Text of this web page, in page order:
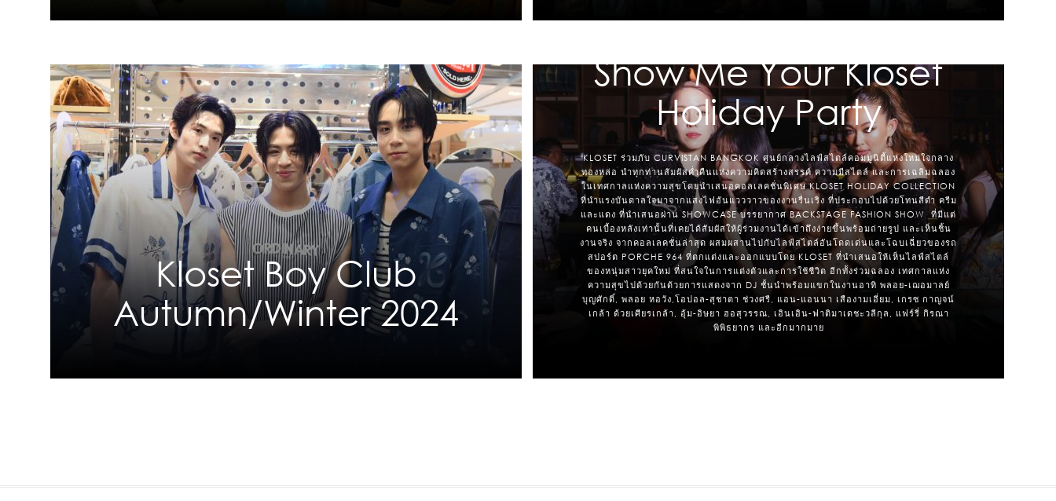
Kloset Boy Club
Autumn/Winter 2024
Show Me Your Kloset
Holiday Party
KLOSET ร่วมกับ CURVISTAN BANGKOK ศูนย์กลางไลฟ์สไตล์คอมมูนิตี้แห่งใหม่ใจกลาง
ทองหล่อ นำทุกท่านสัมผัสค่ำคืนแห่งความคิดสร้างสรรค์ ความมีสไตล์ และการเฉลิมฉลอง
ในเทศกาลแห่งความสุขโดยนำเสนอคอลเลคชั่นพิเศษ KLOSET HOLIDAY COLLECTION
ที่นำแรงบันดาลใจมาจากแสงไฟอันแวววาวของงานรื่นเริง ที่ประกอบไปด้วยโทนสีดำ ครีม
และแดง ที่นำเสนอผ่าน SHOWCASE บรรยากาศ BACKSTAGE FASHION SHOW ที่มีแต่
คนเบื้องหลังเท่านั้นที่เคยได้สัมผัสให้ผู้ร่วมงานได้เข้าถึงง่ายขึ้นพร้อมถ่ายรูป และเห็นชิ้น
งานจริง จากคอลเลคชั่นล่าสุด ผสมผสานไปกับไลฟ์สไตล์อันโดดเด่นและโฉบเฉี่ยวของรถ
สปอร์ต PORCHE 964 ที่ตกแต่งและออกแบบโดย KLOSET ที่นำเสนอให้เห็นไลฟ์สไตล์
ของหนุ่มสาวยุคใหม่ ที่สนใจในการแต่งตัวและการใช้ชีวิต อีกทั้งร่วมฉลอง เทศกาลแห่ง
ความสุขไปด้วยกันด้วยการแสดงจาก DJ ชั้นนำพร้อมแขกในงานอาทิ พลอย-เฌอมาลย์
บุญศักดิ์, พลอย หอวัง,โอปอล-สุชาตา ช่วงศรี, แอน-แอนนา เสืองามเอี่ยม, เกรซ กาญจน์
เกล้า ด้วยเศียรเกล้า, อุ้ม-อิษยา ฮอสุวรรณ, เอินเอิน-ฟาติมาเดชะวลีกุล, แฟร์รี่ กิรณา
พิพิธยากร และอีกมากมาย